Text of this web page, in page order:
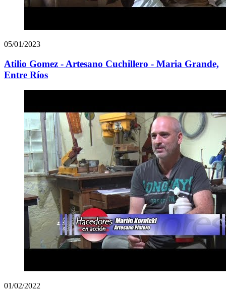
05/01/2023
Atilio Gomez - Artesano Cuchillero - Maria Grande,
Entre Ríos
01/02/2022